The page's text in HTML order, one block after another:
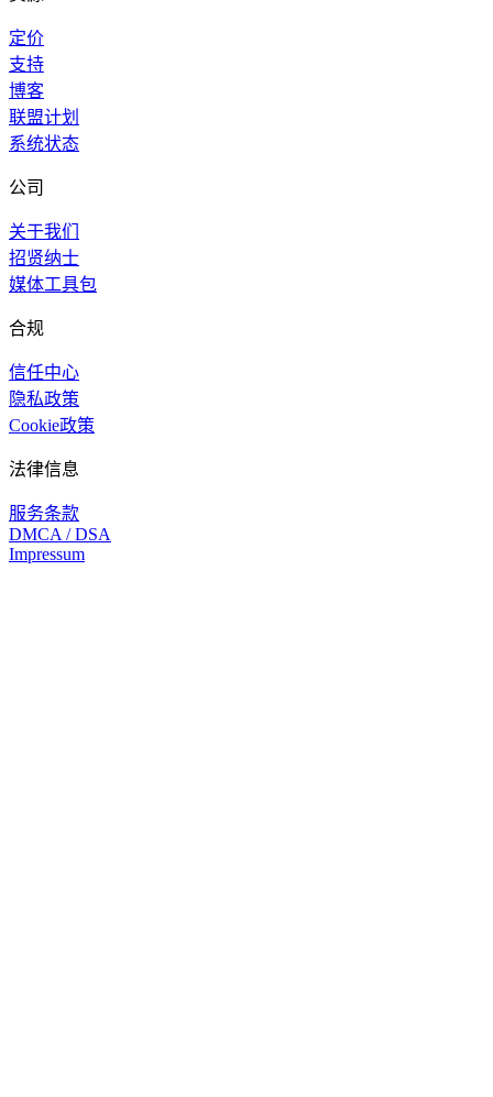
定价
支持
博客
联盟计划
系统状态
公司
关于我们
招贤纳士
媒体工具包
合规
信任中心
隐私政策
Cookie政策
法律信息
服务条款
DMCA / DSA
Impressum